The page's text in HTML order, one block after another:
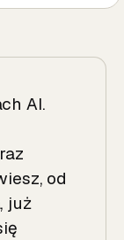
AI.
od
już